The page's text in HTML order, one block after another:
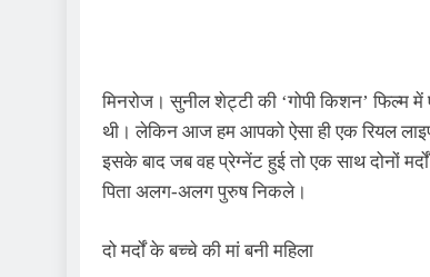
मिनरोज। सुनील शेट्टी की ‘गोपी किशन’ फिल्म में
थी। लेकिन आज हम आपको ऐसा ही एक रियल लाइफ
इसके बाद जब वह प्रेग्नेंट हुई तो एक साथ दोनों
पिता अलग-अलग पुरुष निकले।
दो मर्दों के बच्चे की मां बनी महिला